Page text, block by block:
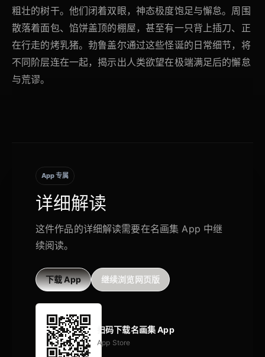
粗壮的树干。他们闭着双眼，神态极度饱足与懈怠。周围
散落着面包、馅饼盖顶的棚屋，甚至有一只背上插刀、正
在行走的烤乳猪。勃鲁盖尔通过这些怪诞的日常细节，将
不同阶层连在一起，揭示出人类欲望在极端满足后的懈怠
与荒谬。
App 专属
详细解读
这件作品的详细解读需要在名画集 App 中继
续阅读。
下载 App 继续浏览网页版
扫码下载名画集 App
App Store